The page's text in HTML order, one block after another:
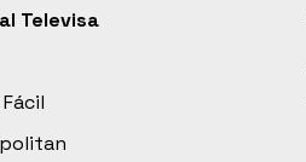
Televisa